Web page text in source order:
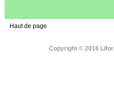
Haut de page
Copyright © 2016 Lifor